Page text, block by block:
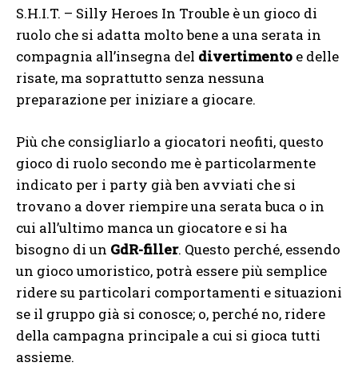
S.H.I.T. – Silly Heroes In Trouble è un gioco di
ruolo che si adatta molto bene a una serata in
compagnia all’insegna del divertimento e delle
risate, ma soprattutto senza nessuna
preparazione per iniziare a giocare.
Più che consigliarlo a giocatori neofiti, questo
gioco di ruolo secondo me è particolarmente
indicato per i party già ben avviati che si
trovano a dover riempire una serata buca o in
cui all’ultimo manca un giocatore e si ha
bisogno di un GdR-filler. Questo perché, essendo
un gioco umoristico, potrà essere più semplice
ridere su particolari comportamenti e situazioni
se il gruppo già si conosce; o, perché no, ridere
della campagna principale a cui si gioca tutti
assieme.